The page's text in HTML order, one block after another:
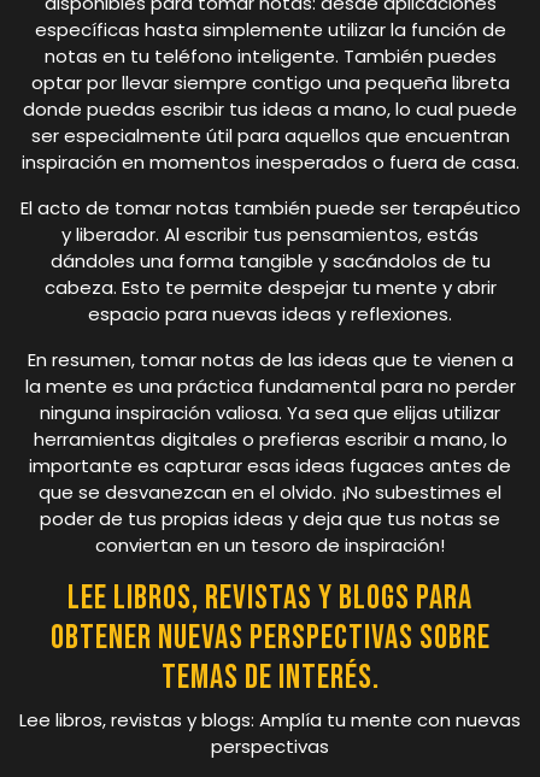
específicas hasta simplemente utilizar la función de
notas en tu teléfono inteligente. También puedes
optar por llevar siempre contigo una pequeña libreta
donde puedas escribir tus ideas a mano, lo cual puede
ser especialmente útil para aquellos que encuentran
inspiración en momentos inesperados o fuera de casa.
El acto de tomar notas también puede ser terapéutico
y liberador. Al escribir tus pensamientos, estás
dándoles una forma tangible y sacándolos de tu
cabeza. Esto te permite despejar tu mente y abrir
espacio para nuevas ideas y reflexiones.
En resumen, tomar notas de las ideas que te vienen a
la mente es una práctica fundamental para no perder
ninguna inspiración valiosa. Ya sea que elijas utilizar
herramientas digitales o prefieras escribir a mano, lo
importante es capturar esas ideas fugaces antes de
que se desvanezcan en el olvido. ¡No subestimes el
poder de tus propias ideas y deja que tus notas se
conviertan en un tesoro de inspiración!
Lee libros, revistas y blogs para
obtener nuevas perspectivas sobre
temas de interés.
Lee libros, revistas y blogs: Amplía tu mente con nuevas
perspectivas